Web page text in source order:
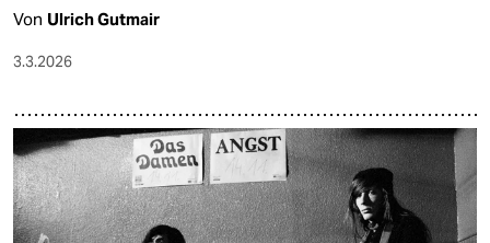
Von Ulrich Gutmair
3.3.2026